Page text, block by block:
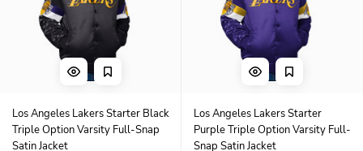
Los Angeles Lakers Starter Black
Triple Option Varsity Full-Snap
Satin Jacket
Los Angeles Lakers Starter
Purple Triple Option Varsity Full-
Snap Satin Jacket